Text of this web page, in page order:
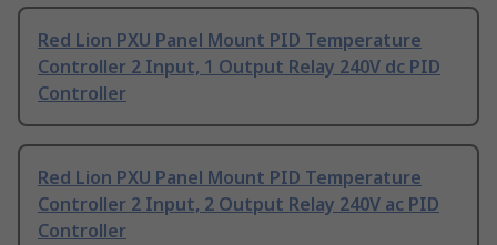
Red Lion PXU Panel Mount PID Temperature
Controller 2 Input, 1 Output Relay 240V dc PID
Controller
Red Lion PXU Panel Mount PID Temperature
Controller 2 Input, 2 Output Relay 240V ac PID
Controller